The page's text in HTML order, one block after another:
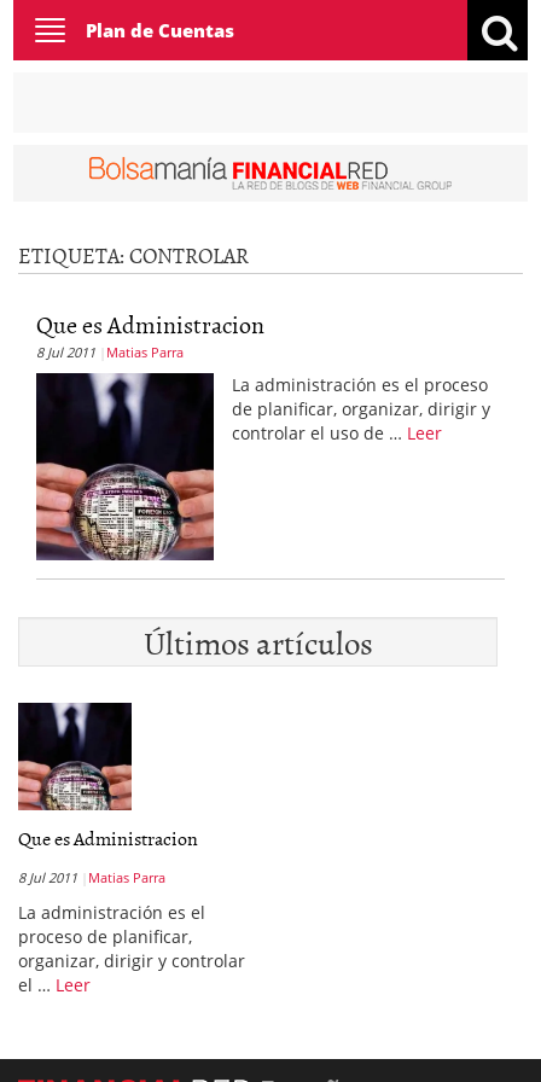
Toggle
navigation
Plan de Cuentas
ETIQUETA:CONTROLAR
Que es Administracion
8 Jul 2011 Matias Parra
La administración es el proceso
de planificar, organizar, dirigir y
controlar el uso de … Leer
Últimos artículos
Que es Administracion
8 Jul 2011 Matias Parra
La administración es el
proceso de planificar,
organizar, dirigir y controlar
el … Leer